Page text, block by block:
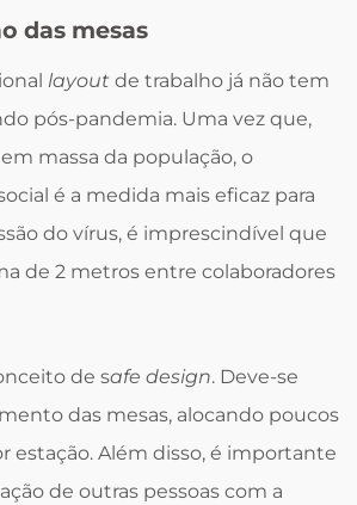
das mesas
layout de trabalho já não tem
pós-pandemia. Uma vez que,
massa da população, o
é a medida mais eficaz para
do vírus, é imprescindível que
de 2 metros entre colaboradores
de safe design. Deve-se
das mesas, alocando poucos
estação. Além disso, é importante
de outras pessoas com a